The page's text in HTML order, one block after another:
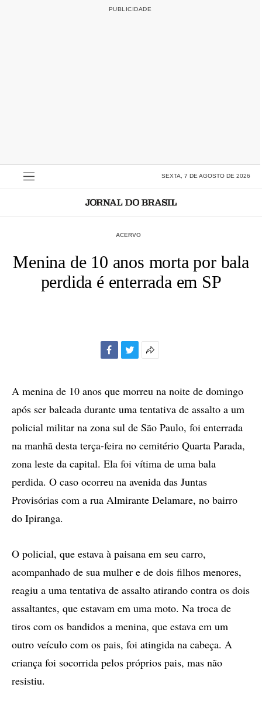
SEXTA, 7 DE AGOSTO DE 2026
ACERVO
Menina de 10 anos morta por bala
perdida é enterrada em SP
compartilhamento
A menina de 10 anos que morreu na noite de domingo
após ser baleada durante uma tentativa de assalto a um
policial militar na zona sul de São Paulo, foi enterrada
na manhã desta terça-feira no cemitério Quarta Parada,
zona leste da capital. Ela foi vítima de uma bala
perdida. O caso ocorreu na avenida das Juntas
Provisórias com a rua Almirante Delamare, no bairro
do Ipiranga.
O policial, que estava à paisana em seu carro,
acompanhado de sua mulher e de dois filhos menores,
reagiu a uma tentativa de assalto atirando contra os dois
assaltantes, que estavam em uma moto. Na troca de
tiros com os bandidos a menina, que estava em um
outro veículo com os pais, foi atingida na cabeça. A
criança foi socorrida pelos próprios pais, mas não
resistiu.